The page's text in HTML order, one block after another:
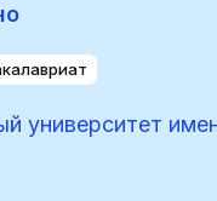
университет